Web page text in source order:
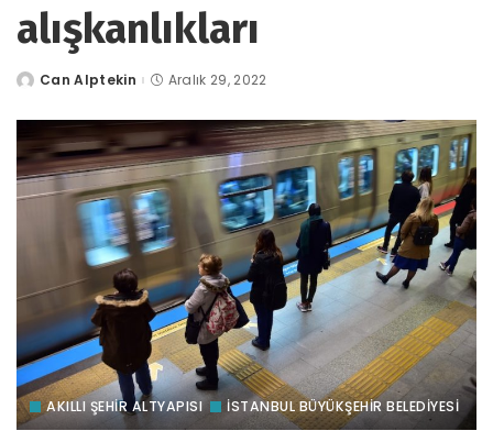
alışkanlıkları
tarafından
Can Alptekin Aralık 29, 2022
AKILLI ŞEHİR ALTYAPISI İSTANBUL BÜYÜKŞEHİR BELEDİYESİ